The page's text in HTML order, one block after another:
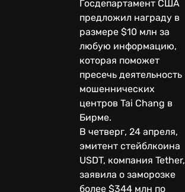
Госдепартамент США
предложил награду в
размере $10 млн за
любую информацию,
которая поможет
пресечь деятельность
мошеннических
центров Tai Chang в
Бирме.
В четверг, 24 апреля,
эмитент стейблкоина
USDT, компания Tether,
заявила о заморозке
более $344 млн по